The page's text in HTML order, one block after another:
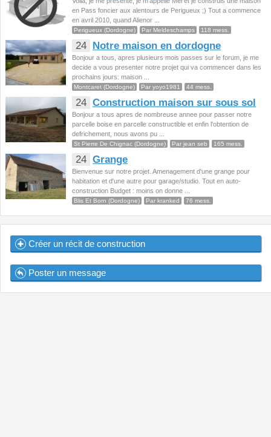
en Pass foncier aux alentours de Perigueux ;) Tout a commence
en avril 2010, quand Alienor ...
Perigueux (Dordogne) Par Meldeschamps 118 mess.
24 Notre maison en dordogne
Bonjour a tous, apres plusieurs mois passes sur le forum, je me
decide a vous presenter notre projet qui va commencer dans les
prochains jours: maison ...
Montcaret (Dordogne) Par yoyo1981 44 mess.
24 Construction maison sur sous sol
Bonjour a tous apres de nombreuse annee pour passer notre
parcelle boise en parcelle constructible et enfin l'obtention de
defrichement, nous avons pu ...
St Pierre De Chignac (Dordogne) Par jean seb 165 mess.
24 Grange
Bienvenue sur notre projet. Amenagement d'une grange pour
habitation et d'une autre pour garage/studio. Tout en auto-
construction Budget : moins on donne ...
Blis Et Born (Dordogne) Par kranked 76 mess.
Créer un récit de construction
Poster un message